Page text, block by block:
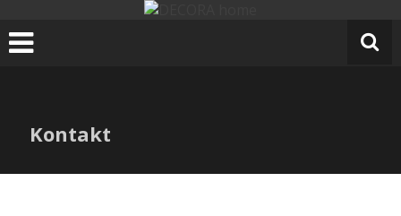
Inhalt
springen
Kontakt